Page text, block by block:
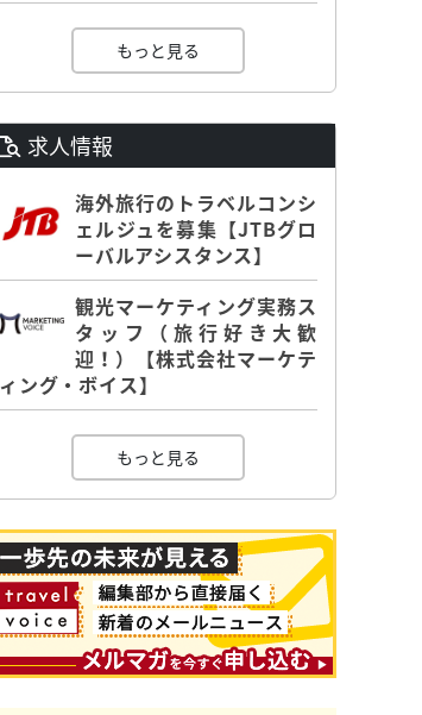
もっと見る
求人情報
海外旅行のトラベルコンシ
ェルジュを募集【JTBグロ
ーバルアシスタンス】
観光マーケティング実務ス
タッフ（旅行好き大歓
迎！）【株式会社マーケテ
ィング・ボイス】
もっと見る